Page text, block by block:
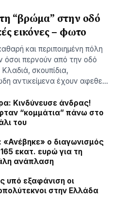
“βρώμα” στην οδό
εικόνες – φωτο
και περιποιημένη πόλη
όσοι περνούν από την οδό
σκουπίδια,
αντικείμενα έχουν αφεθε…
Κινδύνευσε άνδρας!
“κομμάτια” πάνω στο
του
«Ανέβηκε» ο διαγωνισμός
εκατ. ευρώ για τη
ανάπλαση
υπό εξαφάνιση οι
στην Ελλάδα